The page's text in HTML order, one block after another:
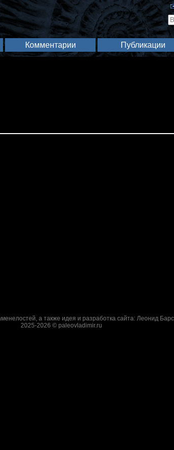
Комментарии Публикации
а также идея и разработка сайта: Леонид
2025-2026 © paleovladimir.ru